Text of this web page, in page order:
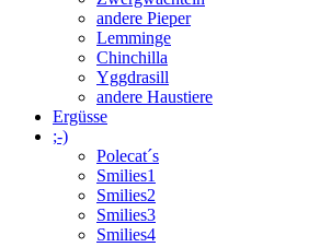
andere Pieper
Lemminge
Chinchilla
Yggdrasill
andere Haustiere
Ergüsse
;-)
Polecat´s
Smilies1
Smilies2
Smilies3
Smilies4